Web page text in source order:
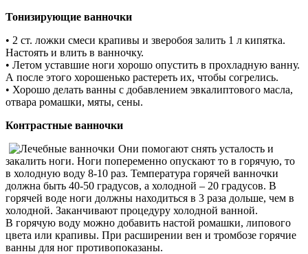
Тонизирующие ванночки
• 2 ст. ложки смеси крапивы и зверобоя залить 1 л кипятка.
Настоять и влить в ванночку.
• Летом уставшие ноги хорошо опустить в прохладную ванну.
А после этого хорошенько растереть их, чтобы согрелись.
• Хорошо делать ванны с добавлением эвкалиптового масла,
отвара ромашки, мяты, сены.
Контрастные ванночки
Они помогают снять усталость и
закалить ноги. Ноги попеременно опускают то в горячую, то
в холодную воду 8-10 раз. Температура горячей ванночки
должна быть 40-50 градусов, а холодной – 20 градусов. В
горячей воде ноги должны находиться в 3 раза дольше, чем в
холодной. Заканчивают процедуру холодной ванной.
В горячую воду можно добавить настой ромашки, липового
цвета или крапивы. При расширении вен и тромбозе горячие
ванны для ног противопоказаны.